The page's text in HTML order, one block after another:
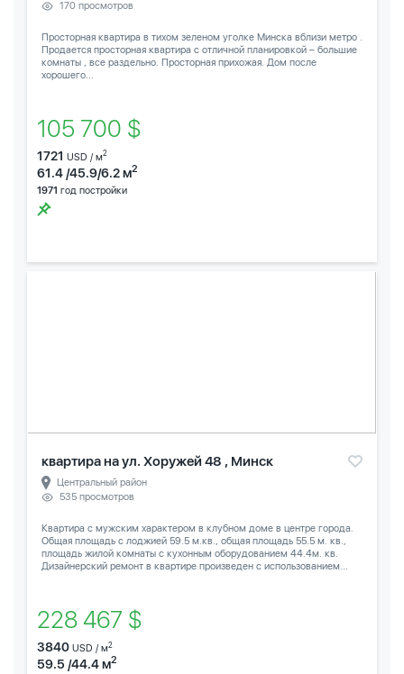
170 просмотров
Просторная квартира в тихом зеленом уголке Минска вблизи метро .
Продается просторная квартира с отличной планировкой – большие
комнаты , все раздельно. Просторная прихожая. Дом после
хорошего...
105 700 $
1721 USD / м2
61.4 /45.9/6.2 м2
1971 год постройки
квартира на ул. Хоружей 48 , Минск
Центральный район
535 просмотров
Квартира с мужским характером в клубном доме в центре города.
Общая площадь с лоджией 59.5 м.кв., общая площадь 55.5 м. кв.,
площадь жилой комнаты с кухонным оборудованием 44.4м. кв.
Дизайнерский ремонт в квартире произведен с использованием...
228 467 $
3840 USD / м2
59.5 /44.4 м2